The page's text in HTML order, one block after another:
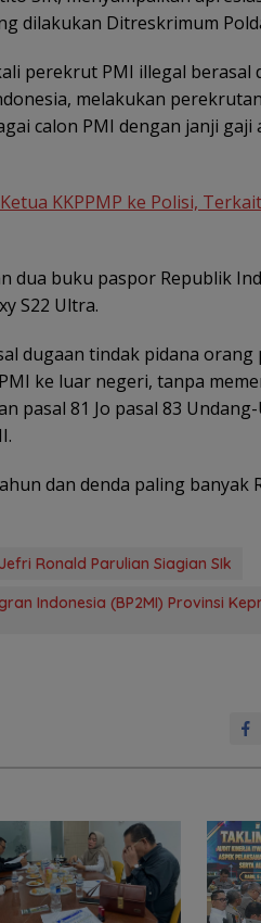
dilakukan Ditreskrimum
perekrut PMI illegal berasal
melakukan
calon PMI dengan janji gaji
KKPPMP ke Polisi,
dua buku paspor Republik
S22 Ultra.
dugaan tindak pidana orang
ke luar negeri, tanpa
pasal 81 Jo pasal 83
dan denda paling banyak
Ronald Parulian Siagian SIk
Indonesia (BP2MI) Provinsi
Satu
PWI
Pemko Batam, Siap
Berkontribusi untuk
Batam
Anak